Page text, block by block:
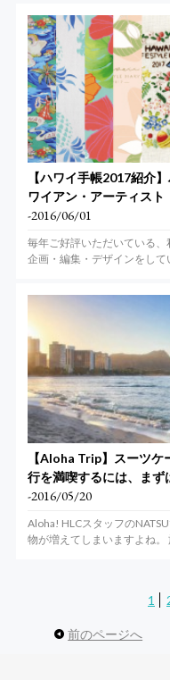
【ハワイ手帳2017紹介
ワイアン・アーティスト
-2016/06/01
毎年ご好評いただいている
企画・編集・デザインをし
【Aloha Trip】スーツ
行を満喫するには、まず
-2016/05/20
Aloha! HLCスタッフの
物が増えてしまいますよね。
前のページへ
1